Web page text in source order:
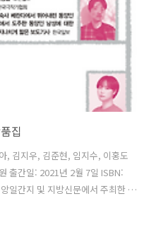
집
, 김지우, 김준현, 임지수, 이홍도
출간일: 2021년 2월 7일 ISBN:
일간지 및 지방신문에서 주최한 신